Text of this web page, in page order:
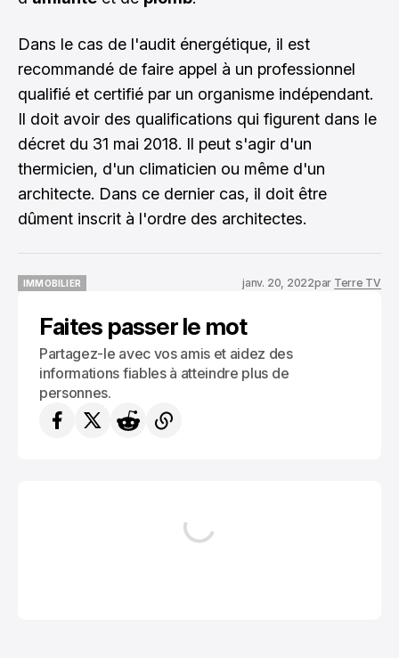
Dans le cas de l'audit énergétique, il est
recommandé de faire appel à un professionnel
qualifié et certifié par un organisme indépendant.
Il doit avoir des qualifications qui figurent dans le
décret du 31 mai 2018. Il peut s'agir d'un
thermicien, d'un climaticien ou même d'un
architecte. Dans ce dernier cas, il doit être
dûment inscrit à l'ordre des architectes.
IMMOBILIER
janv. 20, 2022par Terre TV
Faites passer le mot
Partagez-le avec vos amis et aidez des
informations fiables à atteindre plus de
personnes.